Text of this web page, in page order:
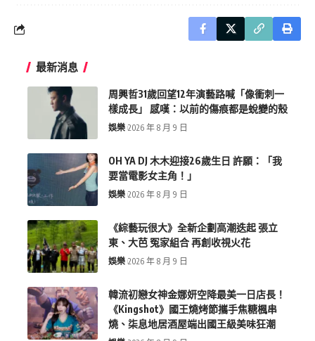
最新消息
周興哲31歲回望12年演藝路喊「像衝刺一
樣成長」 感嘆：以前的傷痕都是蛻變的殼
娛樂 2026 年 8 月 9 日
OH YA DJ 木木迎接26歲生日 許願：「我
要當電影女主角！」
娛樂 2026 年 8 月 9 日
《綜藝玩很大》全新企劃高潮迭起 張立
東、大芭 冤家組合 再創收視火花
娛樂 2026 年 8 月 9 日
韓流初戀女神金娜妍空降最美一日店長！
《Kingshot》國王燒烤節攜手焦糖楓串
燒、柒息地居酒屋端出國王級美味狂潮